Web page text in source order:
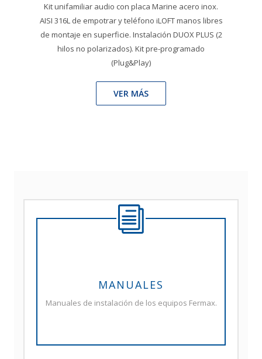
Kit unifamiliar audio con placa Marine acero inox.
AISI 316L de empotrar y teléfono iLOFT manos libres
de montaje en superficie. Instalación DUOX PLUS (2
hilos no polarizados). Kit pre-programado
(Plug&Play)
VER MÁS
MANUALES
Manuales de instalación de los equipos Fermax.